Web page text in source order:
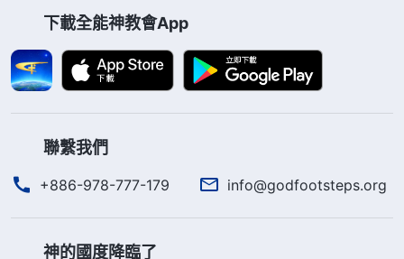
下載全能神教會App
聯繫我們
+886-978-777-179 info@godfootsteps.org
神的國度降臨了